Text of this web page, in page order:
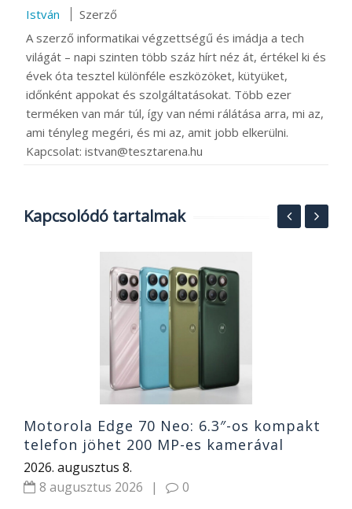
István
Szerző
A szerző informatikai végzettségű és imádja a tech
világát – napi szinten több száz hírt néz át, értékel ki és
évek óta tesztel különféle eszközöket, kütyüket,
időnként appokat és szolgáltatásokat. Több ezer
terméken van már túl, így van némi rálátása arra, mi az,
ami tényleg megéri, és mi az, amit jobb elkerülni.
Kapcsolat: istvan@tesztarena.hu
Kapcsolódó tartalmak
Motorola Edge 70 Neo: 6.3″-os kompakt
telefon jöhet 200 MP-es kamerával
2026. augusztus 8.
8 augusztus 2026
| 0